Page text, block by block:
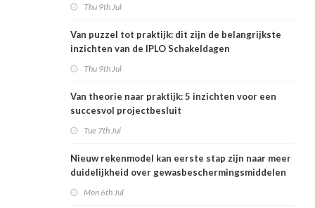
Thu 9th Jul
Van puzzel tot praktijk: dit zijn de belangrijkste
inzichten van de IPLO Schakeldagen
Thu 9th Jul
Van theorie naar praktijk: 5 inzichten voor een
succesvol projectbesluit
Tue 7th Jul
Nieuw rekenmodel kan eerste stap zijn naar meer
duidelijkheid over gewasbeschermingsmiddelen
Mon 6th Jul